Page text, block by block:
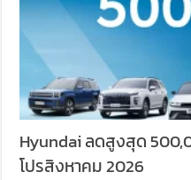
Hyundai ลดสูงสุด
โปรสิงหาคม 2026